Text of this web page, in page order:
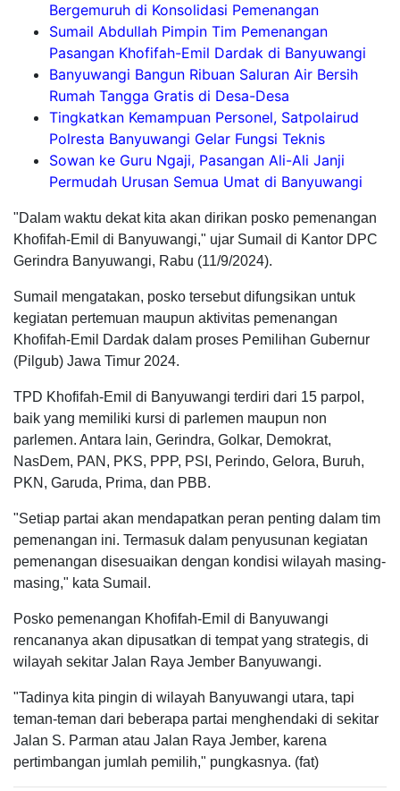
Bergemuruh di Konsolidasi Pemenangan
Sumail Abdullah Pimpin Tim Pemenangan
Pasangan Khofifah-Emil Dardak di Banyuwangi
Banyuwangi Bangun Ribuan Saluran Air Bersih
Rumah Tangga Gratis di Desa-Desa
Tingkatkan Kemampuan Personel, Satpolairud
Polresta Banyuwangi Gelar Fungsi Teknis
Sowan ke Guru Ngaji, Pasangan Ali-Ali Janji
Permudah Urusan Semua Umat di Banyuwangi
"Dalam waktu dekat kita akan dirikan posko pemenangan
Khofifah-Emil di Banyuwangi," ujar Sumail di Kantor DPC
Gerindra Banyuwangi, Rabu (11/9/2024).
Sumail mengatakan, posko tersebut difungsikan untuk
kegiatan pertemuan maupun aktivitas pemenangan
Khofifah-Emil Dardak dalam proses Pemilihan Gubernur
(Pilgub) Jawa Timur 2024.
TPD Khofifah-Emil di Banyuwangi terdiri dari 15 parpol,
baik yang memiliki kursi di parlemen maupun non
parlemen. Antara lain, Gerindra, Golkar, Demokrat,
NasDem, PAN, PKS, PPP, PSI, Perindo, Gelora, Buruh,
PKN, Garuda, Prima, dan PBB.
"Setiap partai akan mendapatkan peran penting dalam tim
pemenangan ini. Termasuk dalam penyusunan kegiatan
pemenangan disesuaikan dengan kondisi wilayah masing-
masing," kata Sumail.
Posko pemenangan Khofifah-Emil di Banyuwangi
rencananya akan dipusatkan di tempat yang strategis, di
wilayah sekitar Jalan Raya Jember Banyuwangi.
"Tadinya kita pingin di wilayah Banyuwangi utara, tapi
teman-teman dari beberapa partai menghendaki di sekitar
Jalan S. Parman atau Jalan Raya Jember, karena
pertimbangan jumlah pemilih," pungkasnya. (fat)